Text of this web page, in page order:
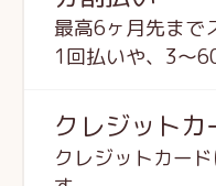
最高6ヶ月先まで
1回払いや、3～
クレジットカ
クレジットカー